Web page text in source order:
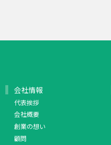
会社情報
代表挨拶
会社概要
創業の想い
顧問